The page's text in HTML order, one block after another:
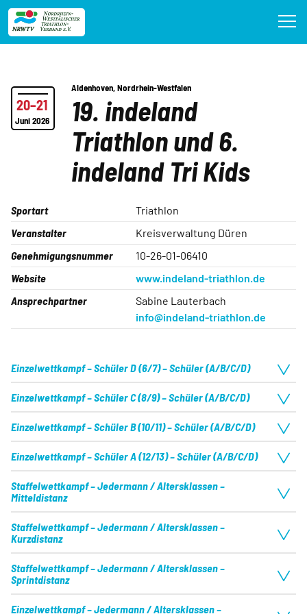
Direkt
zum
Inhalt
20–21
Juni 2026
Aldenhoven,Nordrhein-Westfalen
19. indeland
Triathlon und 6.
indeland Tri Kids
Sportart
Triathlon
Veranstalter
Kreisverwaltung Düren
Genehmigungsnummer
10-26-01-06410
Website
www.indeland-triathlon.de
Ansprechpartner
Sabine Lauterbach
info@indeland-triathlon.de
Einzelwettkampf – Schüler D (6/7) – Schüler (A/B/C/D)
Datum
20.06.2026
Serie
keine
Erwartete Teilnehmerzahl
30
0.03km
Radfahren
1.00km
Einzelwettkampf – Schüler C (8/9) – Schüler (A/B/C/D)
Datum
20.06.2026
Serie
keine
Erwartete Teilnehmerzahl
30
Schwimmen
0.10km
Radfahren
Einzelwettkampf – Schüler B (10/11) – Schüler (A/B/C/D)
Datum
20.06.2026
Serie
keine
Schwimmen
0.17km
Einzelwettkampf – Schüler A (12/13) – Schüler (A/B/C/D)
Datum
20.06.2026
Serie
keine
Erwartete Teilnehmerzahl
30
Staffelwettkampf – Jedermann / Altersklassen –
Mitteldistanz
Datum
21.06.2026
Serie
keine
Erwartete Teilnehmerzahl
200
Staffelwettkampf – Jedermann / Altersklassen –
Kurzdistanz
Datum
21.06.2026
Serie
keine
Staffelwettkampf – Jedermann / Altersklassen –
Sprintdistanz
Einzelwettkampf – Jedermann / Altersklassen –